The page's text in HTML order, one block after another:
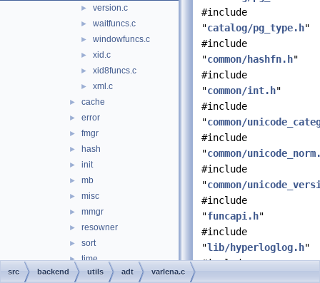
► version.c
► waitfuncs.c
► windowfuncs.c
► xid.c
► xid8funcs.c
► xml.c
► cache
► error
► fmgr
► hash
► init
► mb
► misc
► mmgr
► resowner
► sort
► time
probes.d
#include
"catalog/pg_type.h"
#include
"common/hashfn.h"
#include
"common/int.h"
#include
"common/
#include
"common/
#include
"common/
#include
"funcapi.h"
#include
"lib/hyperloglog.h"
#include
src backend utils adt varlena.c